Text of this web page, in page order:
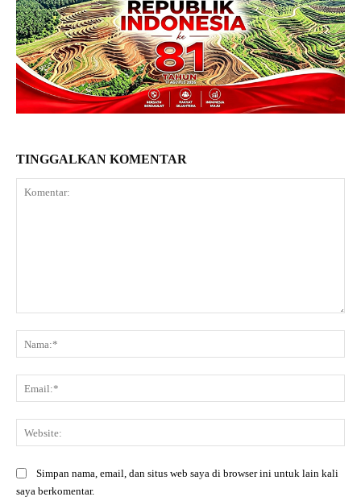
TINGGALKAN KOMENTAR
Simpan nama, email, dan situs web saya di browser ini untuk lain kali
saya berkomentar.